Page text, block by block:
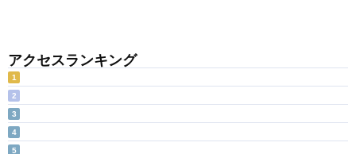
アクセスランキング
1
2
3
4
5